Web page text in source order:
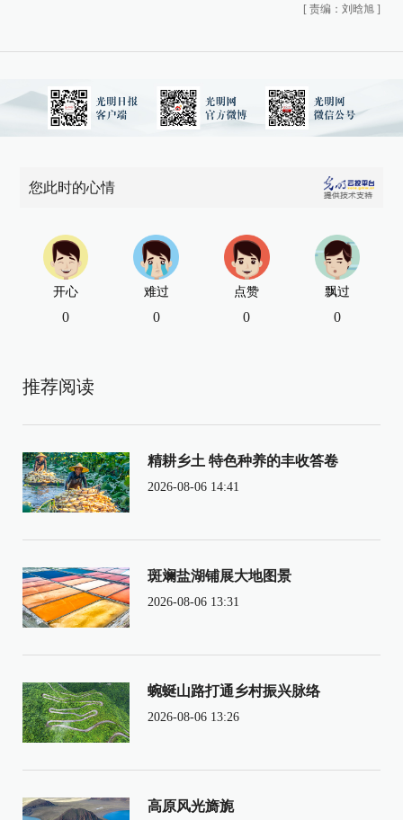
[ 责编：刘晗旭 ]
您此时的心情
开心
0
难过
0
点赞
0
飘过
0
推荐阅读
精耕乡土 特色种养的丰收答卷
2026-08-06 14:41
斑斓盐湖铺展大地图景
2026-08-06 13:31
蜿蜒山路打通乡村振兴脉络
2026-08-06 13:26
高原风光旖旎